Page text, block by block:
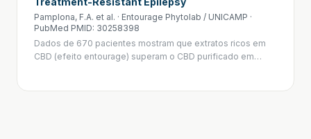
Pamplona, F.A. et al. · Entourage Phytolab / UNICAMP ·
PubMed PMID: 30258398
Dados de 670 pacientes mostram que extratos ricos em
CBD (efeito entourage) superam o CBD purificado em